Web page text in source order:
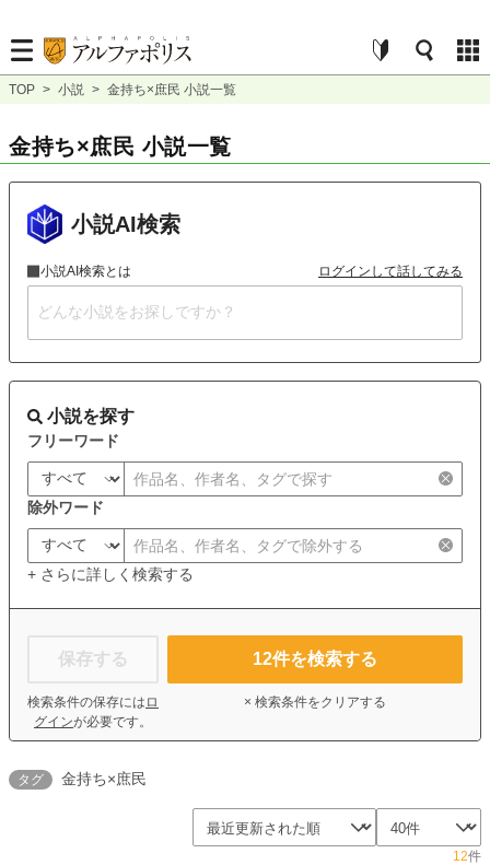
TOP > 小説 > 金持ち×庶民 小説一覧
金持ち×庶民 小説一覧
小説AI検索
小説AI検索とは ログインして話してみる
小説を探す
フリーワード
除外ワード
+ さらに詳しく検索する
保存する
検索条件の保存には ロ
グインが必要です。
12件を検索する
× 検索条件をクリアする
タグ 金持ち×庶民
12件